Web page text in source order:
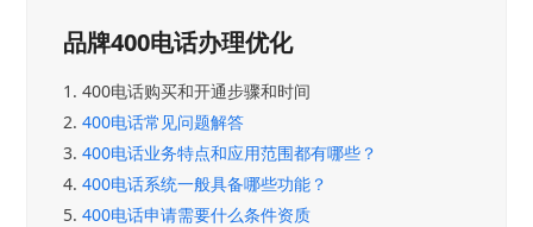
品牌400电话办理优化
1. 400电话购买和开通步骤和时间
2. 400电话常见问题解答
3. 400电话业务特点和应用范围都有哪些？
4. 400电话系统一般具备哪些功能？
5. 400电话申请需要什么条件资质